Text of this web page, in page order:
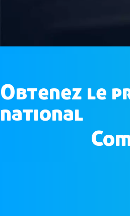
Obtenez le
national